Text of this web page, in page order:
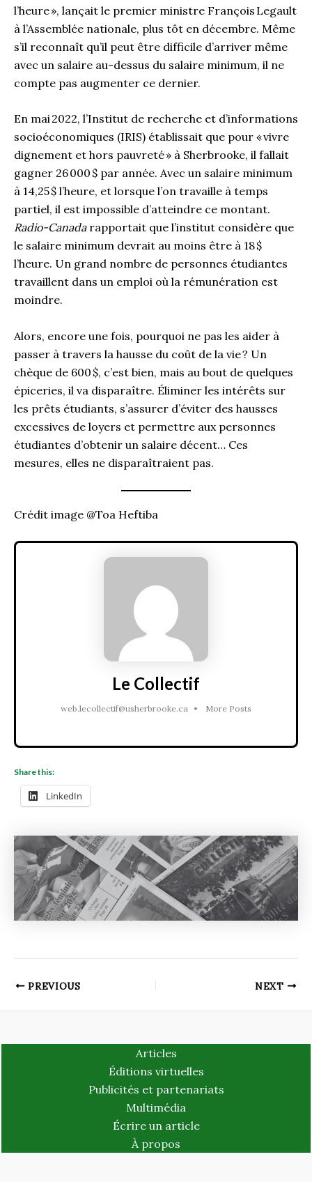
l’heure », lançait le premier ministre François Legault
à l’Assemblée nationale, plus tôt en décembre. Même
s’il reconnaît qu’il peut être difficile d’arriver même
avec un salaire au-dessus du salaire minimum, il ne
compte pas augmenter ce dernier.
En mai 2022, l’Institut de recherche et d’informations
socioéconomiques (IRIS) établissait que pour « vivre
dignement et hors pauvreté » à Sherbrooke, il fallait
gagner 26 000 $ par année. Avec un salaire minimum
à 14,25 $ l’heure, et lorsque l’on travaille à temps
partiel, il est impossible d’atteindre ce montant.
Radio-Canada rapportait que l’institut considère que
le salaire minimum devrait au moins être à 18 $
l’heure. Un grand nombre de personnes étudiantes
travaillent dans un emploi où la rémunération est
moindre.
Alors, encore une fois, pourquoi ne pas les aider à
passer à travers la hausse du coût de la vie ? Un
chèque de 600 $, c’est bien, mais au bout de quelques
épiceries, il va disparaître. Éliminer les intérêts sur
les prêts étudiants, s’assurer d’éviter des hausses
excessives de loyers et permettre aux personnes
étudiantes d’obtenir un salaire décent… Ces
mesures, elles ne disparaîtraient pas.
Crédit image @Toa Heftiba
Le Collectif
web.lecollectif@usherbrooke.ca • More Posts
Share this:
LinkedIn
PREVIOUS NEXT
Articles
Éditions virtuelles
Publicités et partenariats
Multimédia
Écrire un article
À propos